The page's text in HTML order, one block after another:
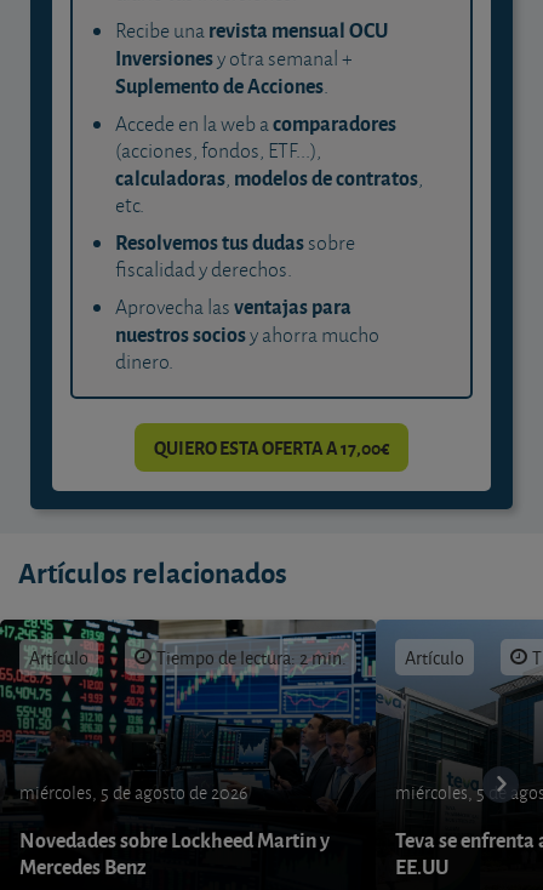
Recibe unarevista mensual OCU
Inversionesy otra semanal +
Suplemento de Acciones.
Accede en la web acomparadores
(acciones, fondos, ETF...),
calculadoras, modelos de contratos,
etc.
Resolvemos tus dudassobre
fiscalidad y derechos.
Aprovecha lasventajas para
nuestros sociosy ahorra mucho
dinero.
QUIERO ESTA OFERTA A 17,00€
Artículos relacionados
Artículo Tiempo de lectura: 2 min.
miércoles, 5 de agosto de 2026
Novedades sobre Lockheed Martin y
Mercedes Benz
Artículo
miércoles, 5 de
Teva se enfrenta
EE.UU